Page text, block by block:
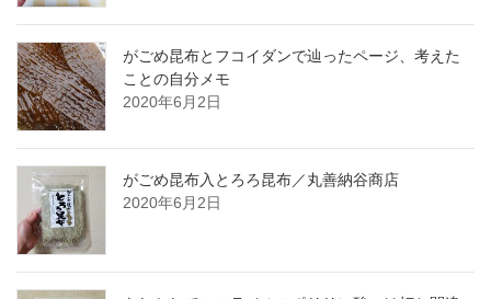
がごめ昆布とフコイダンで辿ったページ、考えた
ことの自分メモ
2020年6月2日
がごめ昆布入とろろ昆布／丸善納谷商店
2020年6月2日